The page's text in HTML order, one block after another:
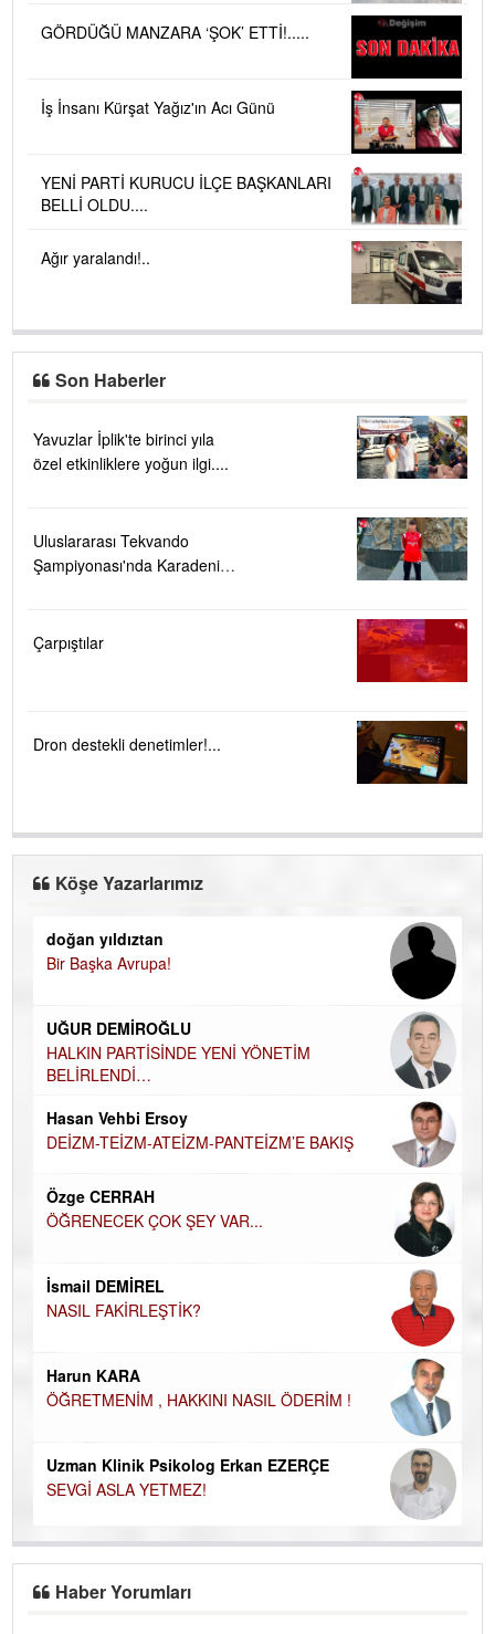
GÖRDÜĞÜ MANZARA ‘ŞOK’ ETTİ!.....
İş İnsanı Kürşat Yağız'ın Acı Günü
YENİ PARTİ KURUCU İLÇE BAŞKANLARI
BELLİ OLDU....
Ağır yaralandı!..
Son Haberler
Yavuzlar İplik'te birinci yıla
özel etkinliklere yoğun ilgi....
Uluslararası Tekvando
Şampiyonası'nda Karadeniz
Çarpıştılar
Dron destekli denetimler!...
Köşe Yazarlarımız
doğan yıldıztan
Bir Başka Avrupa!
UĞUR DEMİROĞLU
HALKIN PARTİSİNDE YENİ YÖNETİM
BELİRLENDİ…
Hasan Vehbi Ersoy
DEİZM-TEİZM-ATEİZM-PANTEİZM’E BAKIŞ
Özge CERRAH
ÖĞRENECEK ÇOK ŞEY VAR...
İsmail DEMİREL
NASIL FAKİRLEŞTİK?
Harun KARA
ÖĞRETMENİM , HAKKINI NASIL ÖDERİM !
Uzman Klinik Psikolog Erkan EZERÇE
SEVGİ ASLA YETMEZ!
Haber Yorumları